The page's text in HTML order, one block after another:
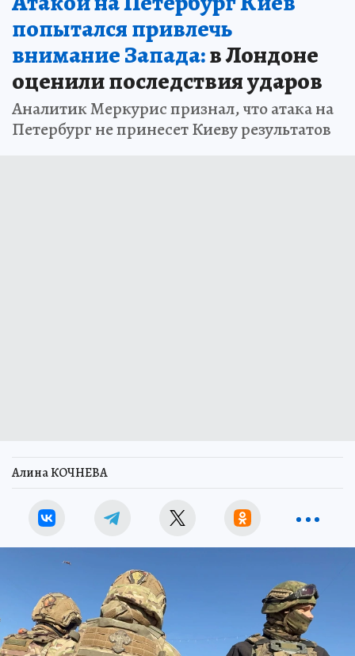
попытался привлечь
внимание Запада:в Лондоне
оценили последствия ударов
Аналитик Меркурис признал, что атака на
Петербург не принесет Киеву результатов
Алина КОЧНЕВА